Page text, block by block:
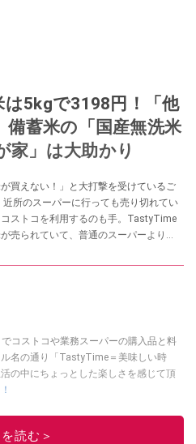
は5kgで3198円！「他
備蓄米の「国産無洗米
家」は大助かり
買えない！」と大打撃を受けているご
所のスーパーに行っても売り切れてい
ストコを利用するのも手。TastyTime
売られていて、普通のスーパーより
いね。
でコストコや業務スーパーの購入品と料
名の通り「TastyTime＝美味しい時
の中にちょっとした楽しさを感じて頂
イチオシストの他の記事を読む
読む＞